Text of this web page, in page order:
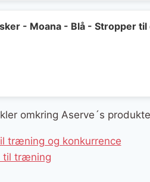
- Moana - Blå - Stropper
omkring Aserve´s
træning og konkurrence
til træning